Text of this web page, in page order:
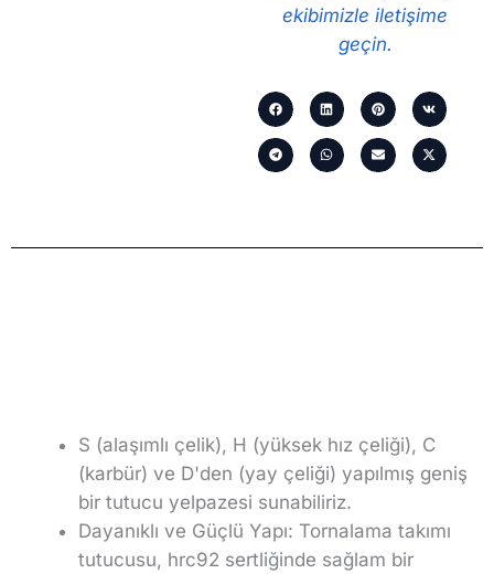
ekibimizle iletişime
geçin.
S (alaşımlı çelik), H (yüksek hız çeliği), C
(karbür) ve D'den (yay çeliği) yapılmış geniş
bir tutucu yelpazesi sunabiliriz.
Dayanıklı ve Güçlü Yapı: Tornalama takımı
tutucusu, hrc92 sertliğinde sağlam bir